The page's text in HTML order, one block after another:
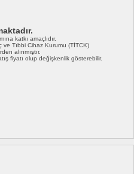
katkı amaçlıdır.
ve Tıbbi Cihaz Kurumu (TİTCK)
alınmıştır.
fiyatı olup değişkenlik gösterebilir.